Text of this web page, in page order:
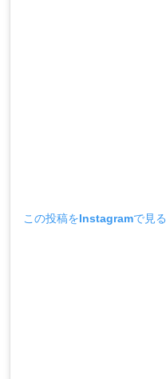
この投稿をInstagramで見る